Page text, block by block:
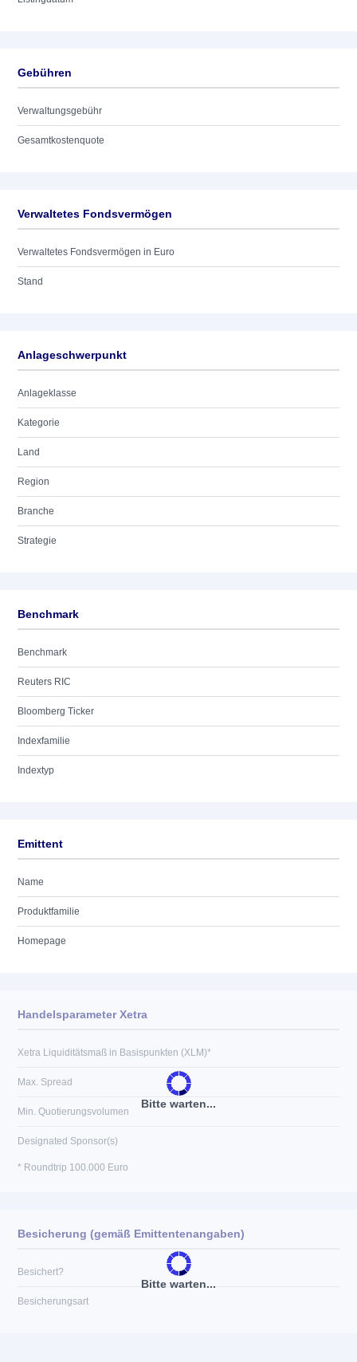
Gebühren
Verwaltungsgebühr
Gesamtkostenquote
Verwaltetes Fondsvermögen
Verwaltetes Fondsvermögen in Euro
Stand
Anlageschwerpunkt
Anlageklasse
Kategorie
Land
Region
Branche
Strategie
Benchmark
Benchmark
Reuters RIC
Bloomberg Ticker
Indexfamilie
Indextyp
Emittent
Name
Produktfamilie
Homepage
Bitte warten...
Handelsparameter Xetra
Xetra Liquiditätsmaß in Basispunkten (XLM)*
Max. Spread
Min. Quotierungsvolumen
Designated Sponsor(s)
* Roundtrip 100.000 Euro
Bitte warten...
Besicherung (gemäß Emittentenangaben)
Besichert?
Besicherungsart